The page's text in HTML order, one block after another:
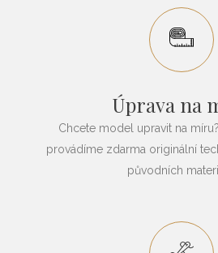
Úprava na
Chcete model upravit na
provádíme zdarma originální
původních